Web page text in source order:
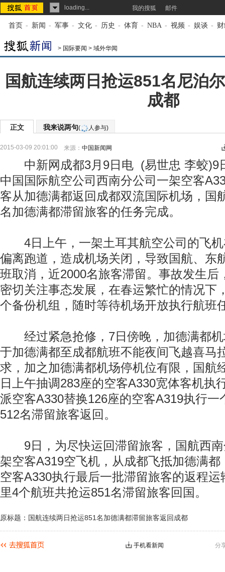
loading... 我的搜狐 邮件
首页 - 新闻 - 军事 - 文化 - 历史 - 体育 - NBA - 视频 - 娱谈 -
> 国际要闻 > 域外华闻
国航连续两日抢运851名尼泊
成都
正文 我来说两句( 人参与)
2015-03-09 20:01:00 来源： 中国新闻网
中新网成都3月9日电 (易世忠 李蛟)9
中国国际航空公司西南分公司一架空客
客从加德满都返回成都双流国际机场，国
名加德满都滞留旅客的任务完成。
4日上午，一架土耳其航空公司的飞机
偏离跑道，造成机场关闭，导致国航、东
班取消，近2000名旅客滞留。事故发生后
密切关注事态发展，在春运繁忙的情况下
个备份机组，随时等待机场开放执行航班
经过紧急抢修，7日傍晚，加德满都机
于加德满都至成都航班不能夜间飞越喜马
求，加之加德满都机场停机位有限，国航
日上午抽调283座的空客A330宽体客机执
派空客A330替换126座的空客A319执行一
512名滞留旅客返回。
9日，为尽快运回滞留旅客，国航西南
架空客A319空飞机，从成都飞抵加德满
空客A330执行最后一批滞留旅客的返程
里4个航班共抢运851名滞留旅客回国。
原标题：国航连续两日抢运851名加德满都滞留旅客返回成都
分
手机看新闻